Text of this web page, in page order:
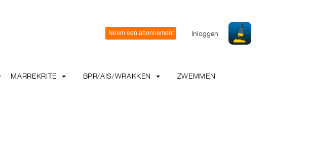
Inloggen
MARREKRITE BPR/AIS/WRAKKEN ZWEMMEN